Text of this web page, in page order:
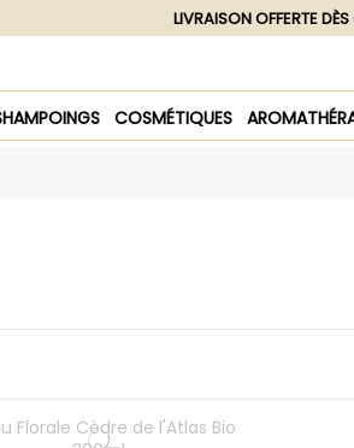
LIVRAISON OFFERTE
COSMÉTIQUES